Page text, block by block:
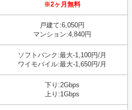
※2ヶ月無料
戸建て:6,050円
マンション:4,840円
ソフトバンク:最大-1,100円/月
ワイモバイル:最大-1,650円/月
下り:2Gbps
上り:1Gbps